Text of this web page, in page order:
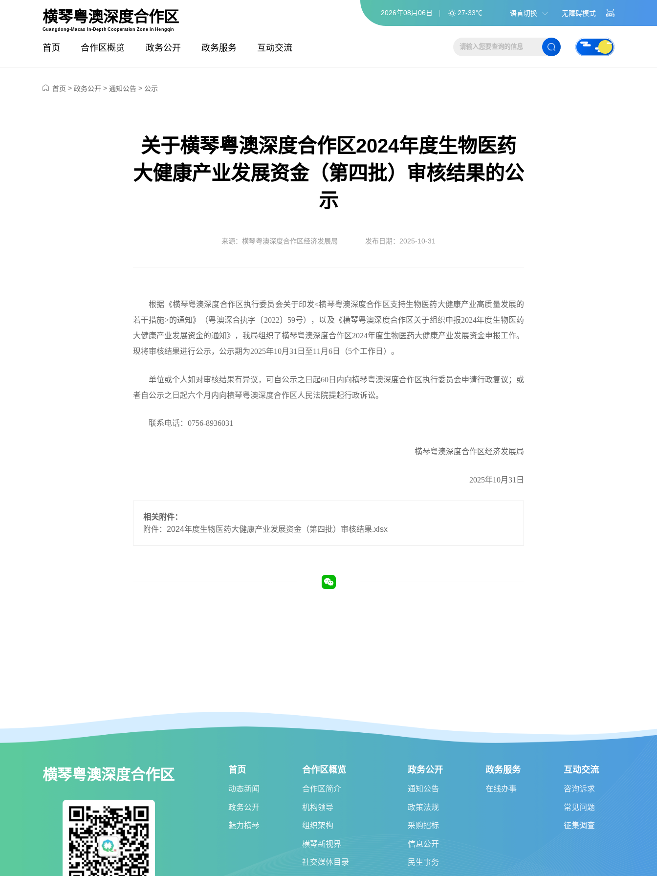
横琴粤澳深度合作区
Guangdong-Macao In-Depth Cooperation Zone in Hengqin
2026年08月06日 27-33℃ 语言切换 无障碍模式
智能问答
首页 合作区概览 政务公开 政务服务 互动交流
首页 > 政务公开 > 通知公告 > 公示
关于横琴粤澳深度合作区2024年度生物医药
大健康产业发展资金（第四批）审核结果的公
示
来源：横琴粤澳深度合作区经济发展局 发布日期：2025-10-31
根据《横琴粤澳深度合作区执行委员会关于印发<横琴粤澳深度合作区支持生物医药大健康产业高质量发展的
若干措施>的通知》（粤澳深合执字〔2022〕59号），以及《横琴粤澳深度合作区关于组织申报2024年度生物医药
大健康产业发展资金的通知》，我局组织了横琴粤澳深度合作区2024年度生物医药大健康产业发展资金申报工作。
现将审核结果进行公示，公示期为2025年10月31日至11月6日（5个工作日）。
单位或个人如对审核结果有异议，可自公示之日起60日内向横琴粤澳深度合作区执行委员会申请行政复议；或
者自公示之日起六个月内向横琴粤澳深度合作区人民法院提起行政诉讼。
联系电话：0756-8936031
横琴粤澳深度合作区经济发展局
2025年10月31日
相关附件：
附件：2024年度生物医药大健康产业发展资金（第四批）审核结果.xlsx
横琴粤澳深度合作区 首页
动态新闻
政务公开
魅力横琴
合作区概览
合作区简介
机构领导
组织架构
横琴新视界
社交媒体目录
政务公开
通知公告
政策法规
采购招标
信息公开
民生事务
政务服务
在线办事
互动交流
咨询诉求
常见问题
征集调查